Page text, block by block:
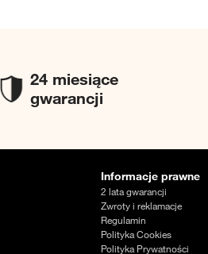
24 miesiące
gwarancji
Informacje prawne
2 lata gwarancji
Zwroty i reklamacje
Regulamin
Polityka Cookies
Polityka Prywatności